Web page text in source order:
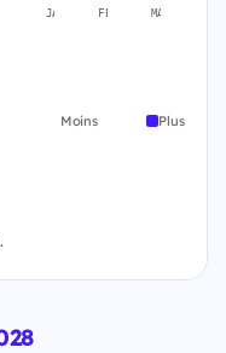
JANV. FÉVR. MARS
Moins Plus